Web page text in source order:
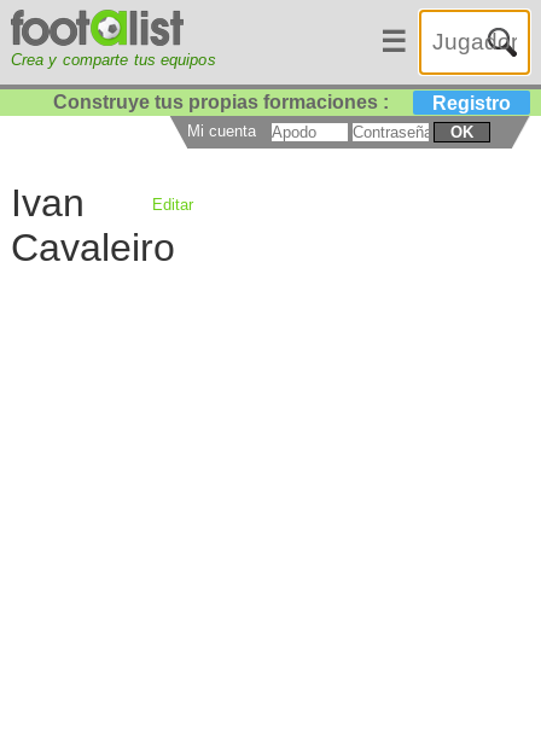
Crea y comparte tus equipos
☰
Construye tus propias formaciones : Registro
Mi cuenta OK
Ivan
Cavaleiro
Editar